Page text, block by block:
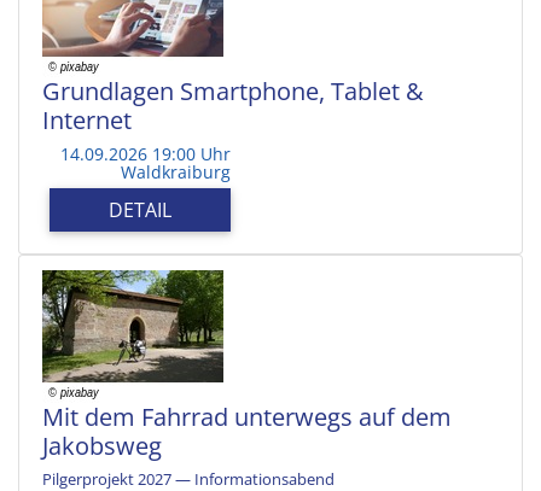
Grundlagen Smartphone, Tablet &
Internet
14.09.2026 19:00 Uhr
Waldkraiburg
DETAIL
Mit dem Fahrrad unterwegs auf dem
Jakobsweg
Pilgerprojekt 2027 — Informationsabend